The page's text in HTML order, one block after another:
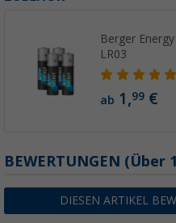
Berger
LR03
ab 1,99 €
BEWERTUNGEN (Über
DIESEN ARTIKEL